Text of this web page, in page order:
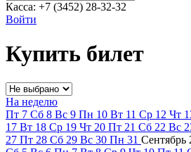
Касса: +7 (3452) 28-32-32
Войти
Купить билет
На неделю
Пт 7 Сб 8 Вс 9 Пн 10 Вт 11 Ср 12 Чт
17 Вт 18 Ср 19 Чт 20 Пт 21 Сб 22 Вс
27 Пт 28 Сб 29 Вс 30 Пн 31 Сентябрь